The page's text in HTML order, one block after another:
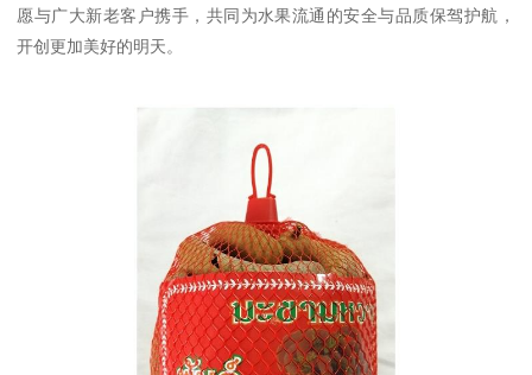
愿与广大新老客户携手，共同为水果流通的安全与品质保驾护航，
开创更加美好的明天。